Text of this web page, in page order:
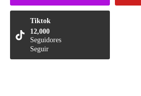
Tiktok
12,000
Seguidores
Seguir